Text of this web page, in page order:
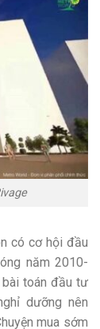
có cơ hội đầu
năm 2010-
toán đầu tư
dưỡng nên
mua sớm